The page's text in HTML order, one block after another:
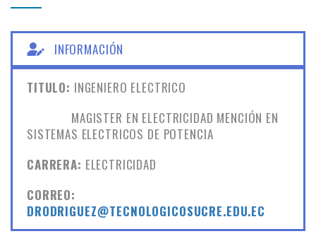
INFORMACIÓN
TITULO: INGENIERO ELECTRICO
MAGISTER EN ELECTRICIDAD MENCIÓN EN
SISTEMAS ELECTRICOS DE POTENCIA
CARRERA: ELECTRICIDAD
CORREO:
DRODRIGUEZ@TECNOLOGICOSUCRE.EDU.EC